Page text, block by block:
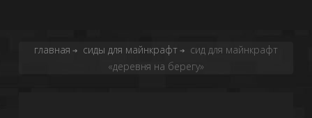
главная ➔ сиды для майнкрафт ➔
сид для майнкрафт
«деревня на берегу»